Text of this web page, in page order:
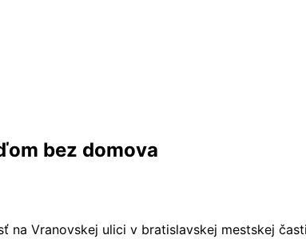
bez domova
na Vranovskej ulici v bratislavskej mestskej